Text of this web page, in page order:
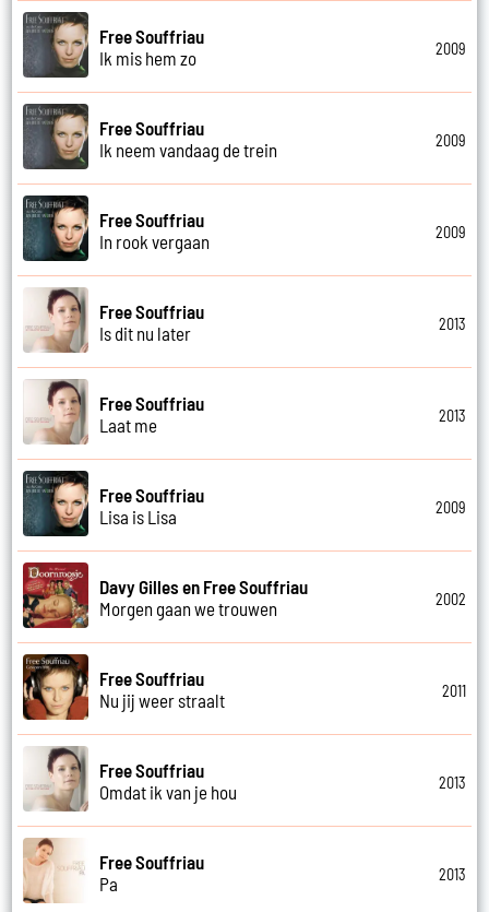
Free Souffriau
Ik mis hem zo
2009
Free Souffriau
Ik neem vandaag de trein
2009
Free Souffriau
In rook vergaan
2009
Free Souffriau
Is dit nu later
2013
Free Souffriau
Laat me
2013
Free Souffriau
Lisa is Lisa
2009
Davy Gilles en Free Souffriau
Morgen gaan we trouwen
2002
Free Souffriau
Nu jij weer straalt
2011
Free Souffriau
Omdat ik van je hou
2013
Free Souffriau
Pa
2013